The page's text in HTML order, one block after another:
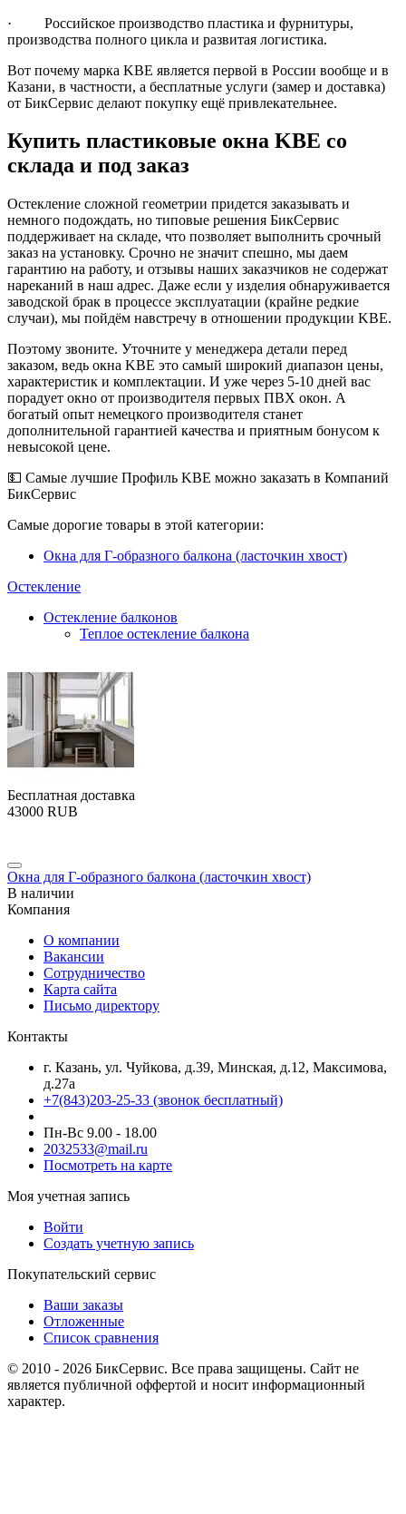
· Российское производство пластика и фурнитуры,
производства полного цикла и развитая логистика.
Вот почему марка KBE является первой в России вообще и в
Казани, в частности, а бесплатные услуги (замер и доставка)
от БикСервис делают покупку ещё привлекательнее.
Купить пластиковые окна KBE со
склада и под заказ
Остекление сложной геометрии придется заказывать и
немного подождать, но типовые решения БикСервис
поддерживает на складе, что позволяет выполнить срочный
заказ на установку. Срочно не значит спешно, мы даем
гарантию на работу, и отзывы наших заказчиков не содержат
нареканий в наш адрес. Даже если у изделия обнаруживается
заводской брак в процессе эксплуатации (крайне редкие
случаи), мы пойдём навстречу в отношении продукции KBE.
Поэтому звоните. Уточните у менеджера детали перед
заказом, ведь окна KBE это самый широкий диапазон цены,
характеристик и комплектации. И уже через 5-10 дней вас
порадует окно от производителя первых ПВХ окон. А
богатый опыт немецкого производителя станет
дополнительной гарантией качества и приятным бонусом к
невысокой цене.
💵 Самые лучшие Профиль KBE можно заказать в Компаний
БикСервис
Самые дорогие товары в этой категории:
Окна для Г-образного балкона (ласточкин хвост)
Остекление
Остекление балконов
Теплое остекление балкона
Бесплатная доставка
‍43000‍ RUB
Окна для Г-образного балкона (ласточкин хвост)
В наличии
Компания
О компании
Вакансии
Сотрудничество
Карта сайта
Письмо директору
Контакты
г. Казань, ул. Чуйкова, д.39, Минская, д.12, Максимова,
д.27а
+7(843)203-25-33 (звонок бесплатный)
Пн-Вс 9.00 - 18.00
2032533@mail.ru
Посмотреть на карте
Моя учетная запись
Войти
Создать учетную запись
Покупательский сервис
Ваши заказы
Отложенные
Список сравнения
© 2010 - 2026 БикСервис. Все права защищены. Сайт не
является публичной оффертой и носит информационный
характер.